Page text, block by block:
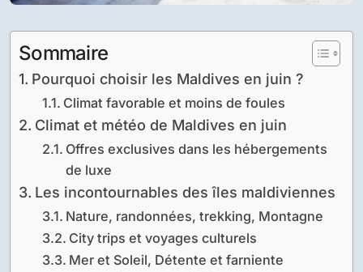
Sommaire
Pourquoi choisir les Maldives en juin ?
Climat favorable et moins de foules
Climat et météo de Maldives en juin
Offres exclusives dans les hébergements
de luxe
Les incontournables des îles maldiviennes
Nature, randonnées, trekking, Montagne
City trips et voyages culturels
Mer et Soleil, Détente et farniente